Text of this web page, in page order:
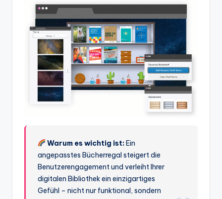
Warum es wichtig ist:Ein
angepasstes Bücherregal steigert die
Benutzerengagement und verleiht Ihrer
digitalen Bibliothek ein einzigartiges
Gefühl – nicht nur funktional, sondern